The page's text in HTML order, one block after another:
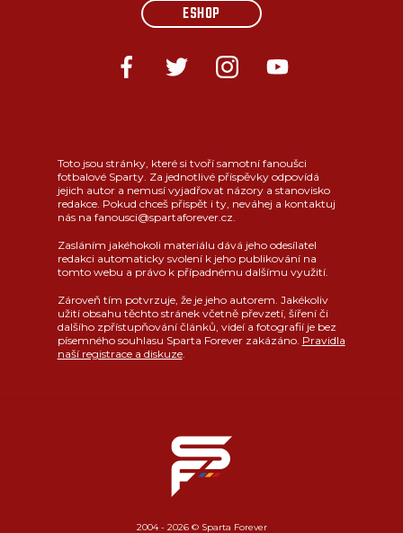
ESHOP
Toto jsou stránky, které si tvoří samotní fanoušci
fotbalové Sparty. Za jednotlivé příspěvky odpovídá
jejich autor a nemusí vyjadřovat názory a stanovisko
redakce. Pokud chceš přispět i ty, neváhej a kontaktuj
nás na fanousci@spartaforever.cz.
Zasláním jakéhokoli materiálu dává jeho odesílatel
redakci automaticky svolení k jeho publikování na
tomto webu a právo k případnému dalšímu využití.
Zároveň tím potvrzuje, že je jeho autorem. Jakékoliv
užití obsahu těchto stránek včetně převzetí, šíření či
dalšího zpřístupňování článků, videí a fotografií je bez
písemného souhlasu Sparta Forever zakázáno. Pravidla
naší registrace a diskuze.
2004 - 2026 © Sparta Forever